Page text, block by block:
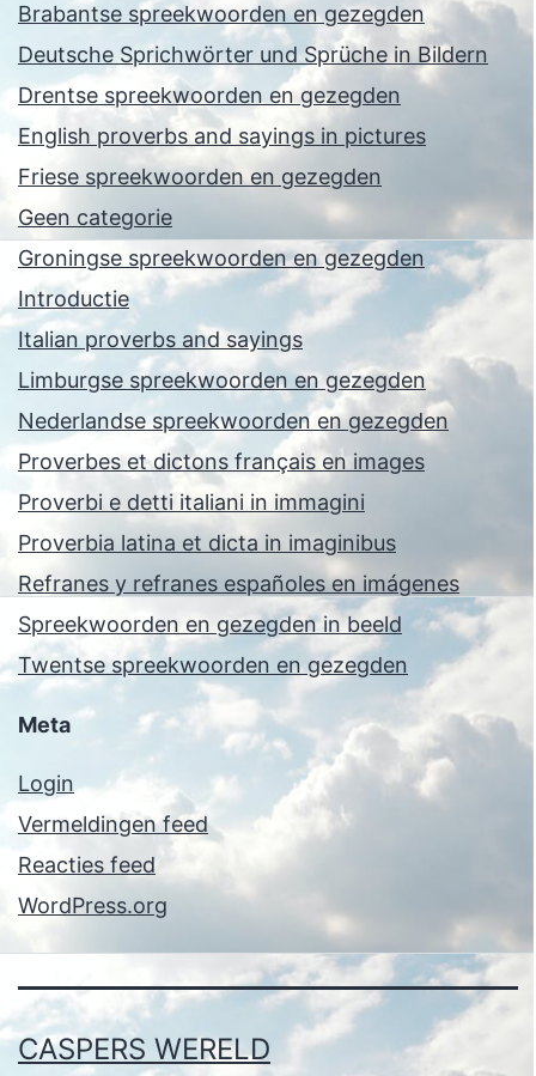
Brabantse spreekwoorden en gezegden
Deutsche Sprichwörter und Sprüche in Bildern
Drentse spreekwoorden en gezegden
English proverbs and sayings in pictures
Friese spreekwoorden en gezegden
Geen categorie
Groningse spreekwoorden en gezegden
Introductie
Italian proverbs and sayings
Limburgse spreekwoorden en gezegden
Nederlandse spreekwoorden en gezegden
Proverbes et dictons français en images
Proverbi e detti italiani in immagini
Proverbia latina et dicta in imaginibus
Refranes y refranes españoles en imágenes
Spreekwoorden en gezegden in beeld
Twentse spreekwoorden en gezegden
Meta
Login
Vermeldingen feed
Reacties feed
WordPress.org
CASPERS WERELD